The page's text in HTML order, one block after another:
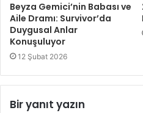
Beyza Gemici’nin Babası ve
Aile Dramı: Survivor’da
Duygusal Anlar
Konuşuluyor
12 Şubat 2026
Bir yanıt yazın